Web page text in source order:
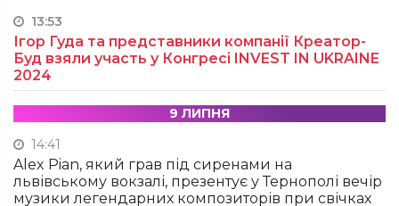
13:53
Ігор Гуда та представники компанії Креатор-
Буд взяли участь у Конгресі INVEST IN UKRAINE
2024
9 ЛИПНЯ
14:41
Alex Pian, який грав під сиренами на
львівському вокзалі, презентує у Тернополі вечір
музики легендарних композиторів при свічках